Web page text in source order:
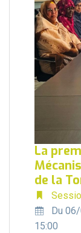
La
de la
Du
15:00